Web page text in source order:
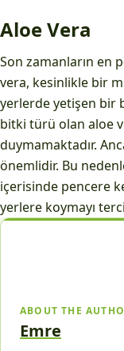
Aloe Vera
Son zamanların en
vera, kesinlikle bir
yerlerde yetişen bir
bitki türü olan aloe
duymamaktadır.
önemlidir. Bu
içerisinde pencere
yerlere koymayı
ABOUT THE
Emre